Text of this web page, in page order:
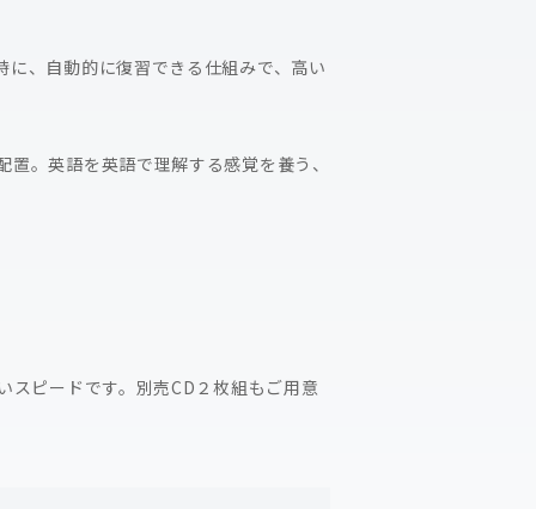
、自動的に復習できる仕組みで、高い
。英語を英語で理解する感覚を養う、
スピードです。別売CD２枚組もご用意